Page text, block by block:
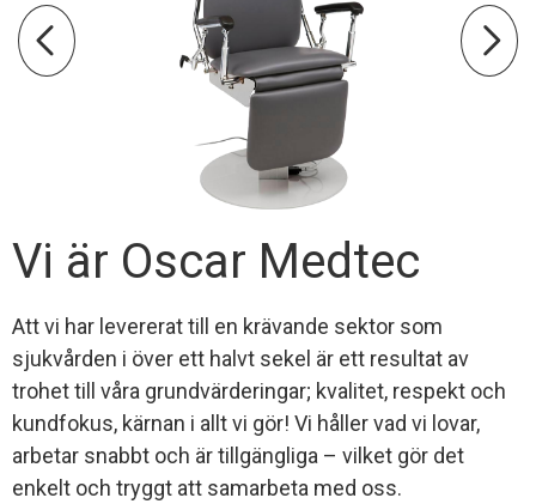
Vi är Oscar Medtec
Att vi har levererat till en krävande sektor som
sjukvården i över ett halvt sekel är ett resultat av
trohet till våra grundvärderingar; kvalitet, respekt och
kundfokus, kärnan i allt vi gör! Vi håller vad vi lovar,
arbetar snabbt och är tillgängliga – vilket gör det
enkelt och tryggt att samarbeta med oss.